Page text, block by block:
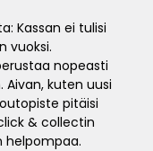
Kassan ei tulisi
vuoksi.
nopeasti
kuten uusi
pitäisi
& collectin